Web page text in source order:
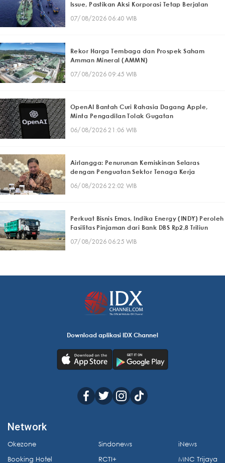
Issue, Pastikan Aksi Korporasi Tetap Berjalan
07/08/2026 06:40 WIB
Rekor Harga Tembaga dan Prospek Saham
Amman Mineral (AMMN)
07/08/2026 09:45 WIB
OpenAI Bantah Curi Rahasia Dagang Apple,
Minta Pengadilan Tolak Gugatan
06/08/2026 21:06 WIB
Airlangga: Penurunan Kemiskinan Selaras
dengan Penguatan Sektor Tenaga Kerja
06/08/2026 22:02 WIB
Perkuat Bisnis Emas, Indika Energy (INDY) Peroleh
Fasilitas Pinjaman dari Bank DBS Rp2,8 Triliun
07/08/2026 06:25 WIB
Download aplikasi IDX Channel
Network
Okezone
Booking Hotel
Sindonews
RCTI+
iNews
MNC Trijaya